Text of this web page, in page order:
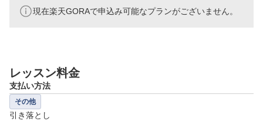
現在楽天GORAで申込み可能なプランがございません。
レッスン料金
支払い方法
その他
引き落とし